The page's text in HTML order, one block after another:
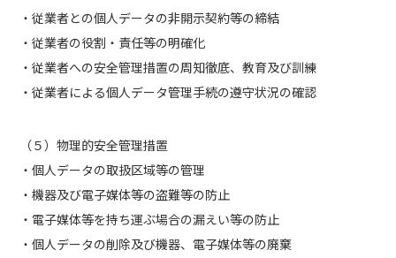
・従業者との個人データの非開示契約等の締結
・従業者の役割・責任等の明確化
・従業者への安全管理措置の周知徹底、教育及び訓練
・従業者による個人データ管理手続の遵守状況の確認
（５）物理的安全管理措置
・個人データの取扱区域等の管理
・機器及び電子媒体等の盗難等の防止
・電子媒体等を持ち運ぶ場合の漏えい等の防止
・個人データの削除及び機器、電子媒体等の廃棄